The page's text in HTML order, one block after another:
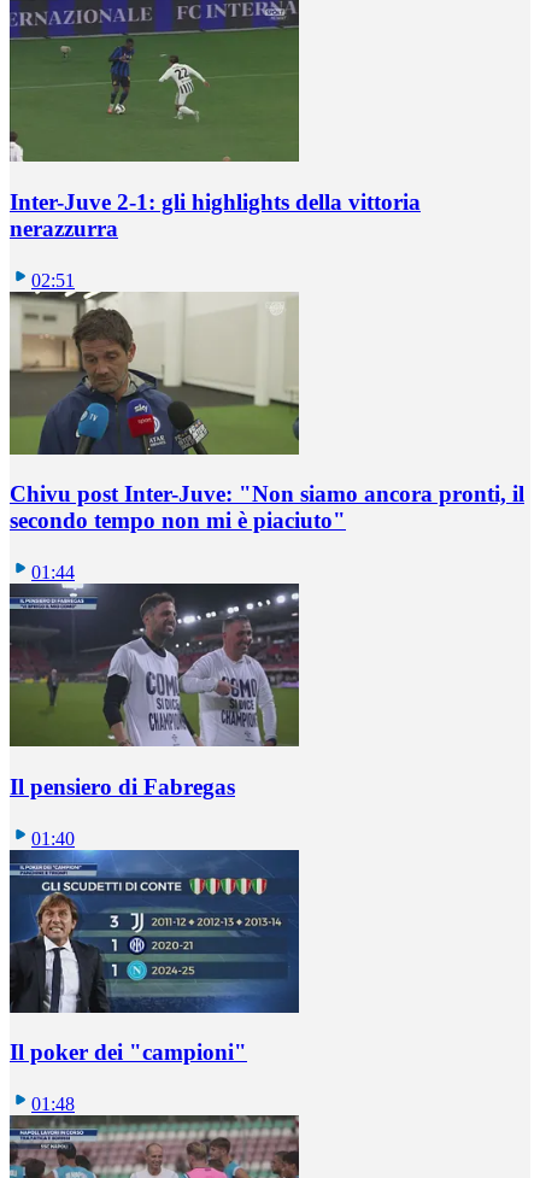
Inter-Juve 2-1: gli highlights della vittoria
nerazzurra
02:51
Chivu post Inter-Juve: "Non siamo ancora pronti, il
secondo tempo non mi è piaciuto"
01:44
Il pensiero di Fabregas
01:40
Il poker dei "campioni"
01:48